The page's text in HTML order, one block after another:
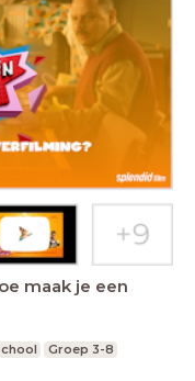
maak je een
Groep 3-8